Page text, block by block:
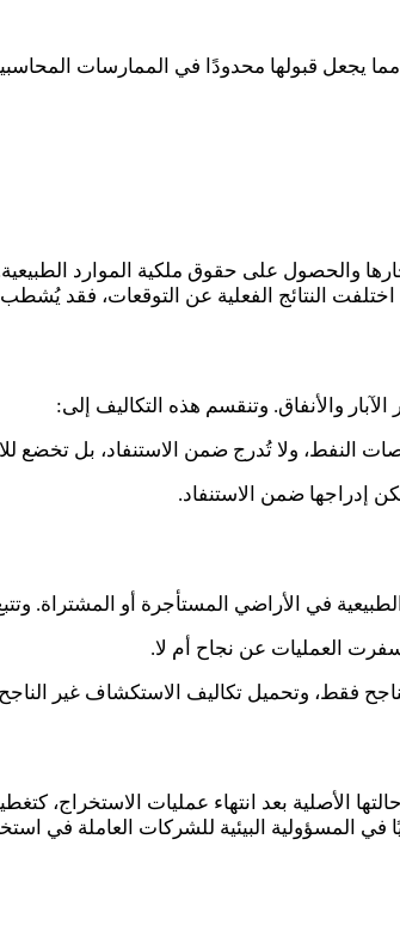
يجعل قبولها محدودًا في الممارسات
والحصول على حقوق ملكية الموارد
النتائج الفعلية عن التوقعات، فقد
والأنفاق. وتنقسم هذه التكاليف إلى:
النفط، ولا تُدرج ضمن الاستنفاد، بل تخضع
إدراجها ضمن الاستنفاد.
في الأراضي المستأجرة أو المشتراة.
العمليات عن نجاح أم لا.
فقط، وتحميل تكاليف الاستكشاف غير
الأصلية بعد انتهاء عمليات الاستخراج،
في المسؤولية البيئية للشركات العاملة في